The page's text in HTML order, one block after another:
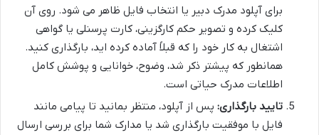
برای آپلود مدرک دبیر یا انتخاب فایل ظاهر می شود. روی آن
کلیک کرده و تصویر حکم کارگزینی، کارت پرسنلی یا گواهی
اشتغال به کار خود را که قبلاً آماده کرده اید، بارگذاری کنید.
همانطور که پیشتر ذکر شد، وضوح، خوانایی و پوشش کامل
اطلاعات مدرک حیاتی است.
تایید بارگذاری: پس از آپلود، منتظر بمانید تا پیامی مانند
فایل با موفقیت بارگذاری شد یا مدارک شما برای بررسی ارسال